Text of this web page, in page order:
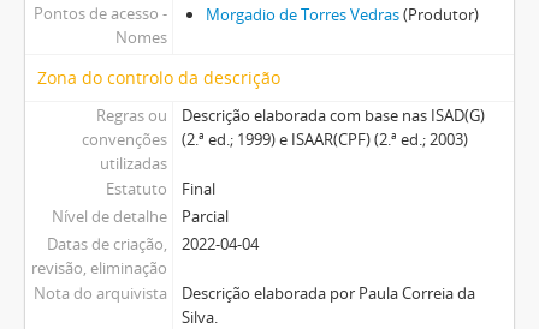
Pontos de acesso -
Nomes
Morgadio de Torres Vedras(Produtor)
Zona do controlo da descrição
Regras ou
convenções
utilizadas
Descrição elaborada com base nas ISAD(G)
(2.ª ed.; 1999) e ISAAR(CPF) (2.ª ed.; 2003)
Estatuto
Final
Nível de detalhe
Parcial
Datas de criação,
revisão, eliminação
2022-04-04
Nota do arquivista
Descrição elaborada por Paula Correia da
Silva.